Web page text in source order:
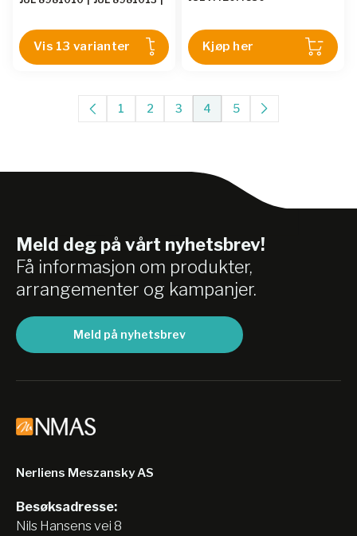
JUL 8981016|JUL 8981017|
JUL 8981022 |JUL 8981023
JUL 8981020|JUL 8981021
Vis 13 varianter Kjøp her
1 2 3 4 5
Meld deg på vårt nyhetsbrev!
Få informasjon om produkter,
arrangementer og kampanjer.
Meld på nyhetsbrev
Nerliens Meszansky AS
Besøksadresse:
Nils Hansens vei 8